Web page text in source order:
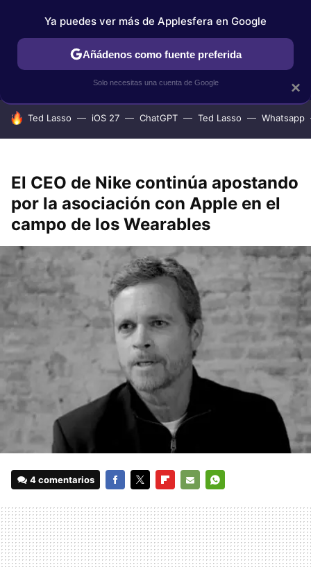
IPHONE TUTORIALES APPLESFERA SELECCIÓN
HOY SE HABLA DE
Ted Lasso iOS 27 ChatGPT Ted Lasso Whatsapp
El CEO de Nike continúa apostando
por la asociación con Apple en el
campo de los Wearables
4 comentarios
MAIL
×
Ya puedes ver más de Applesfera en Google
Añádenos como fuente preferida
Solo necesitas una cuenta de Google